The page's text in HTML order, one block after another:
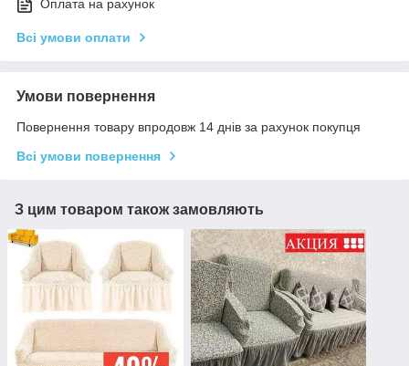
Оплата на рахунок
Всі умови оплати
Умови повернення
Повернення товару впродовж 14 днів за рахунок покупця
Всі умови повернення
З цим товаром також замовляють